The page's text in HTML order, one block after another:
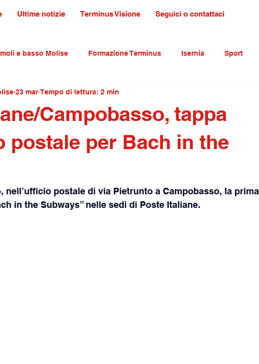
Ultime notizie Terminus Visione Seguici o contattaci
e basso Molise Formazione Terminus Isernia Sport
tradizioni e turismo primo piano
Campobasso, tappa
postale per Bach in the
23 mar Tempo di lettura: 2 min
nell’ufficio postale di via Pietrunto a Campobasso, la prima
in the Subways” nelle sedi di Poste Italiane.